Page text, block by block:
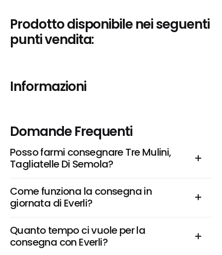
Prodotto disponibile nei seguenti
punti vendita:
Informazioni
Domande Frequenti
Posso farmi consegnare Tre Mulini,
Tagliatelle Di Semola?
Come funziona la consegna in
giornata di Everli?
Quanto tempo ci vuole per la
consegna con Everli?